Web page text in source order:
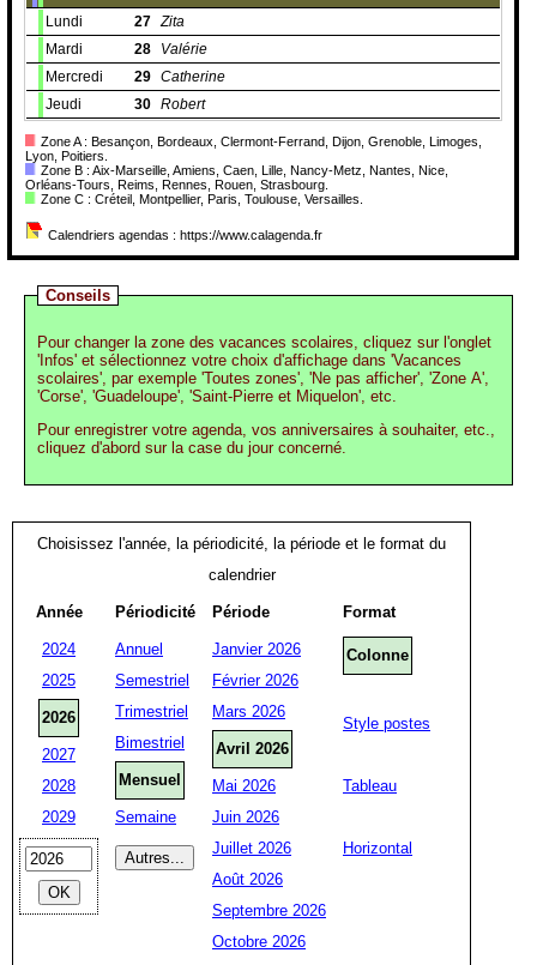
Lundi
27 Zita
Mardi
28
Valérie
Mercredi
29 Catherine
Jeudi
30 Robert
Zone A : Besançon, Bordeaux, Clermont-Ferrand, Dijon, Grenoble, Limoges,
Lyon, Poitiers.
Zone B : Aix-Marseille, Amiens, Caen, Lille, Nancy-Metz, Nantes, Nice,
Orléans-Tours, Reims, Rennes, Rouen, Strasbourg.
Zone C : Créteil, Montpellier, Paris, Toulouse, Versailles.
Calendriers agendas : https://www.calagenda.fr
Conseils
Pour changer la zone des vacances scolaires, cliquez sur l'onglet
'Infos' et sélectionnez votre choix d'affichage dans 'Vacances
scolaires', par exemple 'Toutes zones', 'Ne pas afficher', 'Zone A',
'Corse', 'Guadeloupe', 'Saint-Pierre et Miquelon', etc.
Pour enregistrer votre agenda, vos anniversaires à souhaiter, etc.,
cliquez d'abord sur la case du jour concerné.
Choisissez l'année, la périodicité, la période et le format du
calendrier
Année
2024
2025
2026
2027
2028
2029
Périodicité
Annuel
Semestriel
Trimestriel
Bimestriel
Mensuel
Semaine
Période
Janvier 2026
Février 2026
Mars 2026
Avril 2026
Mai 2026
Juin 2026
Juillet 2026
Août 2026
Septembre 2026
Octobre 2026
Format
Colonne
Style postes
Tableau
Horizontal